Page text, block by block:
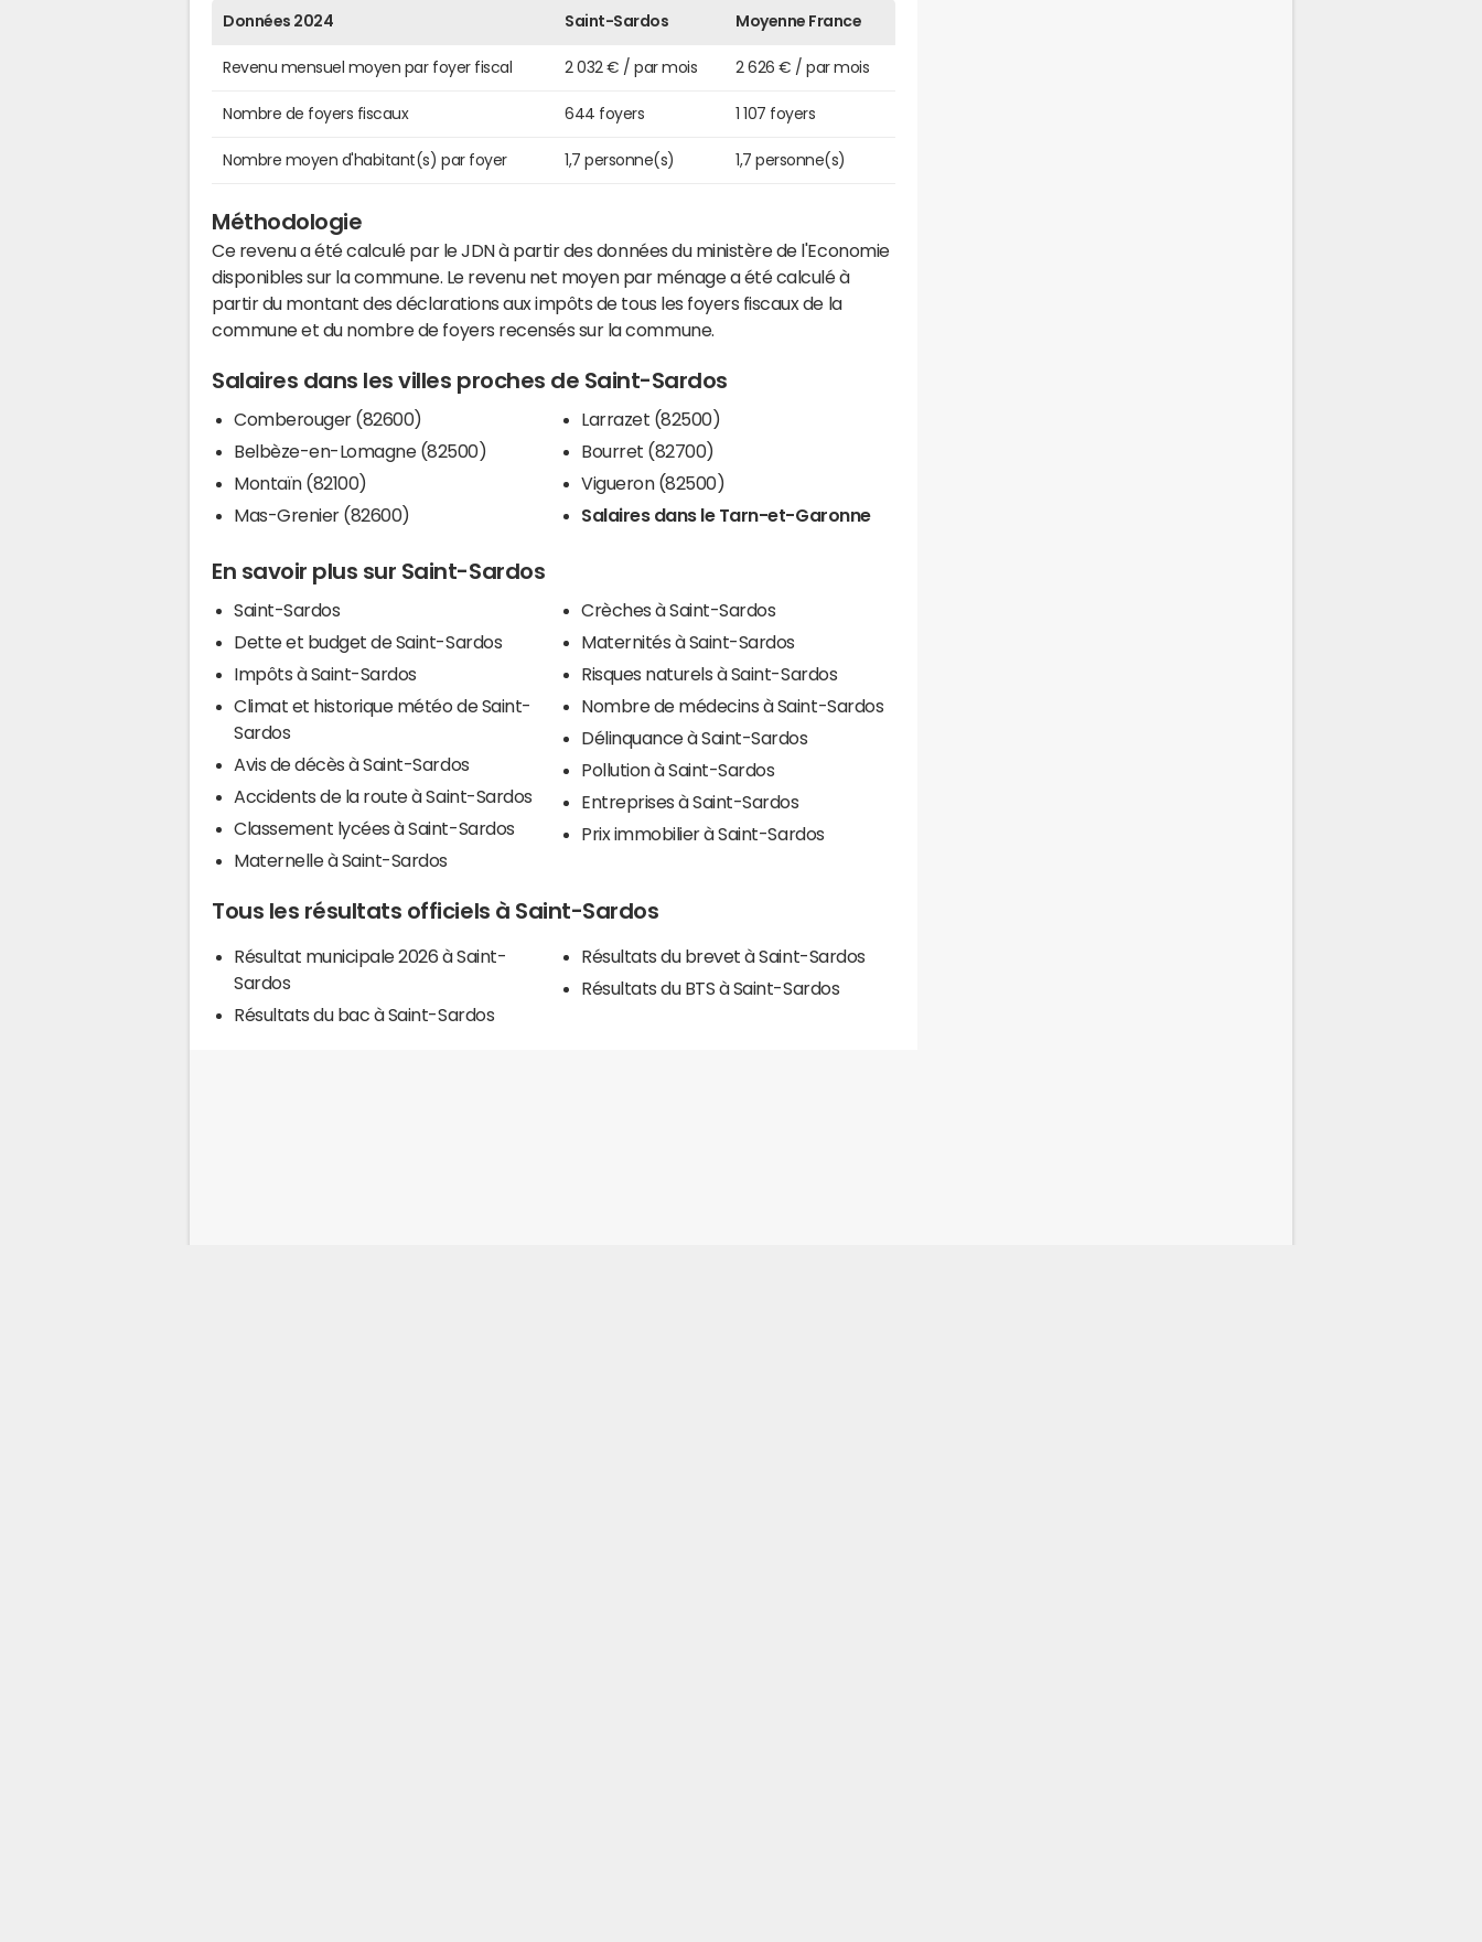
Données 2024 Saint-Sardos Moyenne France
Revenu mensuel moyen par foyer fiscal 2 032 € / par mois 2 626 € / par mois
Nombre de foyers fiscaux 644 foyers 1 107 foyers
Nombre moyen d'habitant(s) par foyer 1,7 personne(s) 1,7 personne(s)
Méthodologie
Ce revenu a été calculé par le JDN à partir des données du ministère de l'Economie
disponibles sur la commune. Le revenu net moyen par ménage a été calculé à
partir du montant des déclarations aux impôts de tous les foyers fiscaux de la
commune et du nombre de foyers recensés sur la commune.
Salaires dans les villes proches de Saint-Sardos
Comberouger (82600)
Belbèze-en-Lomagne (82500)
Montaïn (82100)
Mas-Grenier (82600)
Larrazet (82500)
Bourret (82700)
Vigueron (82500)
Salaires dans le Tarn-et-Garonne
En savoir plus sur Saint-Sardos
Saint-Sardos
Dette et budget de Saint-Sardos
Impôts à Saint-Sardos
Climat et historique météo de Saint-
Sardos
Avis de décès à Saint-Sardos
Accidents de la route à Saint-Sardos
Classement lycées à Saint-Sardos
Maternelle à Saint-Sardos
Crèches à Saint-Sardos
Maternités à Saint-Sardos
Risques naturels à Saint-Sardos
Nombre de médecins à Saint-Sardos
Délinquance à Saint-Sardos
Pollution à Saint-Sardos
Entreprises à Saint-Sardos
Prix immobilier à Saint-Sardos
Tous les résultats officiels à Saint-Sardos
Résultat municipale 2026 à Saint-
Sardos
Résultats du bac à Saint-Sardos
Résultats du brevet à Saint-Sardos
Résultats du BTS à Saint-Sardos